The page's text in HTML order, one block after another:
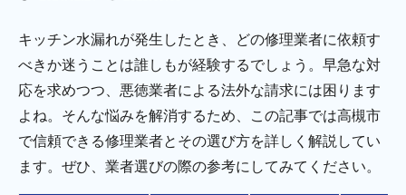
キッチン水漏れが発生したとき、どの修理業者に依頼す
べきか迷うことは誰しもが経験するでしょう。早急な対
応を求めつつ、悪徳業者による法外な請求には困ります
よね。そんな悩みを解消するため、この記事では高槻市
で信頼できる修理業者とその選び方を詳しく解説してい
ます。ぜひ、業者選びの際の参考にしてみてください。